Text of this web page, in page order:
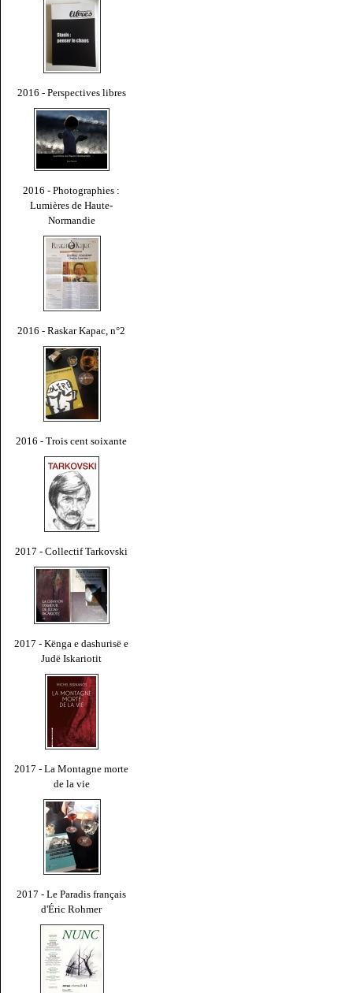
2016 - Perspectives libres
2016 - Photographies :
Lumières de Haute-
Normandie
2016 - Raskar Kapac, n°2
2016 - Trois cent soixante
2017 - Collectif Tarkovski
2017 - Kënga e dashurisë e
Judë Iskariotit
2017 - La Montagne morte
de la vie
2017 - Le Paradis français
d'Éric Rohmer